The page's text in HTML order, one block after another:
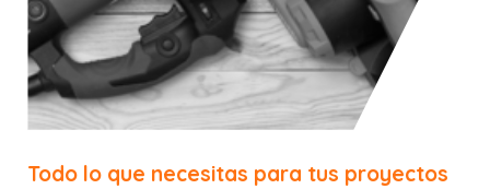
Todo lo que necesitas para tus proyectos